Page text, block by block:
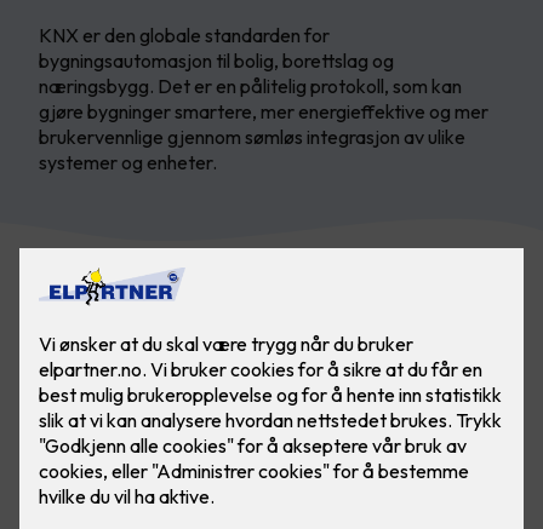
KNX er den globale standarden for
bygningsautomasjon til bolig, borettslag og
næringsbygg. Det er en pålitelig protokoll, som kan
gjøre bygninger smartere, mer energieffektive og mer
brukervennlige gjennom sømløs integrasjon av ulike
systemer og enheter.